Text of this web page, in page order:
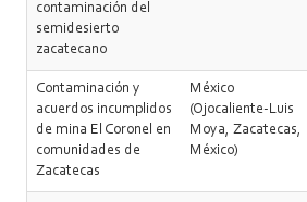
contaminación del
semidesierto
zacatecano
Contaminación y
acuerdos incumplidos
de mina El Coronel en
comunidades de
Zacatecas
México
(Ojocaliente-Luis
Moya, Zacatecas,
México)